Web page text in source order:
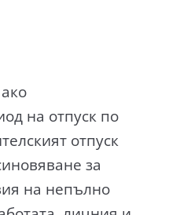
на отпуск по
отпуск
за
на непълно